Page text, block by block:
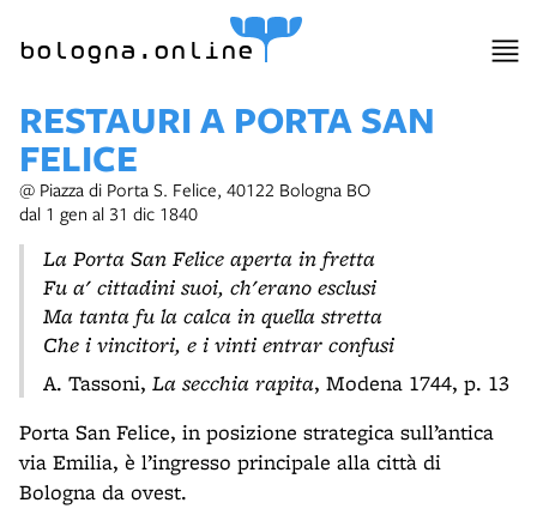
bologna.online
RESTAURI A PORTA SAN
FELICE
@ Piazza di Porta S. Felice, 40122 Bologna BO
dal 1 gen al 31 dic 1840
La Porta San Felice aperta in fretta
Fu a' cittadini suoi, ch'erano esclusi
Ma tanta fu la calca in quella stretta
Che i vincitori, e i vinti entrar confusi
A. Tassoni, La secchia rapita, Modena 1744, p. 13
Porta San Felice, in posizione strategica sull’antica
via Emilia, è l’ingresso principale alla città di
Bologna da ovest.